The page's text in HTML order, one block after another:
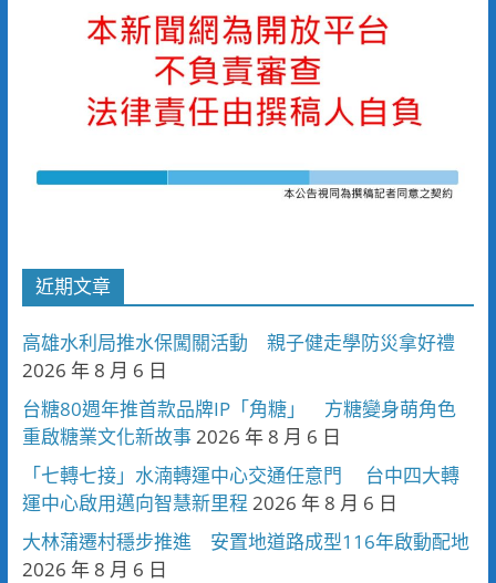
近期文章
高雄水利局推水保闖關活動 親子健走學防災拿好禮
2026 年 8 月 6 日
台糖80週年推首款品牌IP「角糖」 方糖變身萌角色
重啟糖業文化新故事2026 年 8 月 6 日
「七轉七接」水湳轉運中心交通任意門 台中四大轉
運中心啟用邁向智慧新里程 2026 年 8 月 6 日
大林蒲遷村穩步推進 安置地道路成型116年啟動配地
2026 年 8 月 6 日